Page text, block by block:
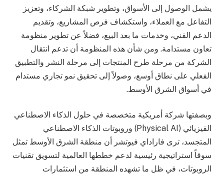
يشمل الوصول إلى الأسواق، وتطوير شبكة الشركاء، وتعزيز
التفاعل مع العملاء، واستكشاف فرص المشاريع، وتقديم
الدعم الفني، وخدمات ما بعد البيع، فضلاً عن تطوير منظومة
تعاون مستدامة. ومن شأن هذه المنظومة أن تدعم انتقال
الشركة من مرحلة طرح المنتجات إلى مرحلة النشر والتطبيق
الفعلي على نطاق أوسع، وصولاً إلى تحقيق نمو تجاري مستدام
في أسواق الشرق الأوسط.
وبصفتها شركة أمريكية متخصصة في حلول الذكاء الاصطناعي
الفيزيائي (Physical AI) وروبوتات الذكاء الاصطناعي
المتجسد، ترى فاراداي فيوتشر أن منطقة الشرق الأوسط تمثل
سوقاً استراتيجية رئيسية لدعم خططها العالمية لتسويق تقنيات
الروبوتات، في ظل ما تشهده المنطقة من استثمارات